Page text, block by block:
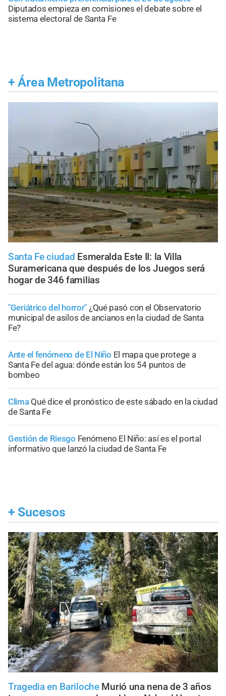
Diputados empieza en comisiones el debate sobre el
sistema electoral de Santa Fe
+ Área Metropolitana
Santa Fe ciudad Esmeralda Este II: la Villa
Suramericana que después de los Juegos será
hogar de 346 familias
"Geriátrico del horror" ¿Qué pasó con el Observatorio
municipal de asilos de ancianos en la ciudad de Santa
Fe?
Ante el fenómeno de El Niño El mapa que protege a
Santa Fe del agua: dónde están los 54 puntos de
bombeo
Clima Qué dice el pronóstico de este sábado en la ciudad
de Santa Fe
Gestión de Riesgo Fenómeno El Niño: así es el portal
informativo que lanzó la ciudad de Santa Fe
+ Sucesos
Tragedia en Bariloche Murió una nena de 3 años